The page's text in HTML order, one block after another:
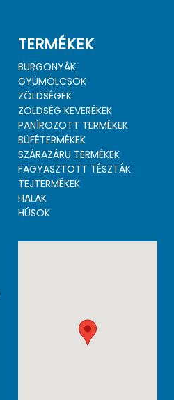
TERMÉKEK
BURGONYÁK
GYÜMÖLCSÖK
ZÖLDSÉGEK
ZÖLDSÉG KEVERÉKEK
PANÍROZOTT TERMÉKEK
BÜFÉTERMÉKEK
SZÁRAZÁRU TERMÉKEK
FAGYASZTOTT TÉSZTÁK
TEJTERMÉKEK
HALAK
HÚSOK